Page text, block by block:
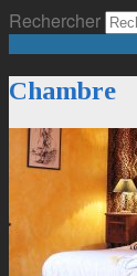
Rechercher
Chambre